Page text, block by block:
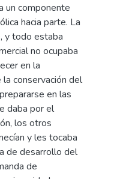
un componente
hacia parte. La
y todo estaba
no ocupaba
en la
conservación del
en las
daba por el
los otros
y les tocaba
de desarrollo del
de